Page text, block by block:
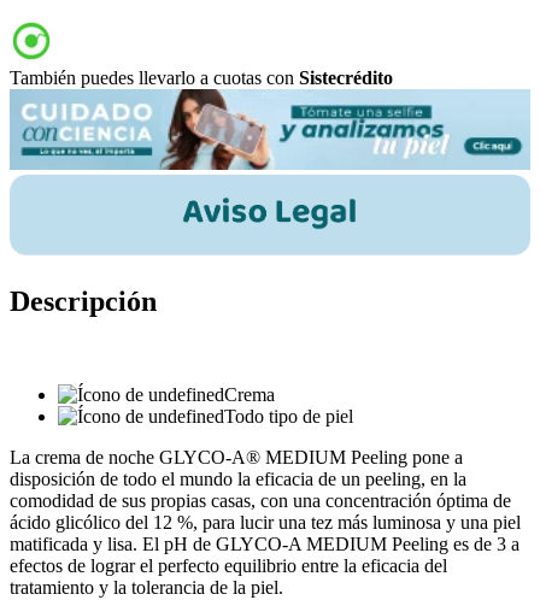
También puedes llevarlo a cuotas con Sistecrédito
Descripción
Crema
Todo tipo de piel
La crema de noche GLYCO-A® MEDIUM Peeling pone a
disposición de todo el mundo la eficacia de un peeling, en la
comodidad de sus propias casas, con una concentración óptima de
ácido glicólico del 12 %, para lucir una tez más luminosa y una piel
matificada y lisa. El pH de GLYCO-A MEDIUM Peeling es de 3 a
efectos de lograr el perfecto equilibrio entre la eficacia del
tratamiento y la tolerancia de la piel.